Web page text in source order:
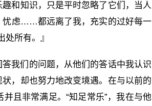
和知识，只是平时忽略了它们，当人
忧虑……都远离了我，充实的过好每一
所有。』
我们的问题，从他们的答话中我认识
，却也努力地改变境遇。在与以前的
且非常满足。“知足常乐”，我在与他